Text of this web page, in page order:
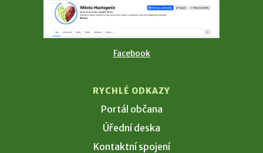
Facebook
RYCHLÉ ODKAZY
Portál občana
Úřední deska
Kontaktní spojení